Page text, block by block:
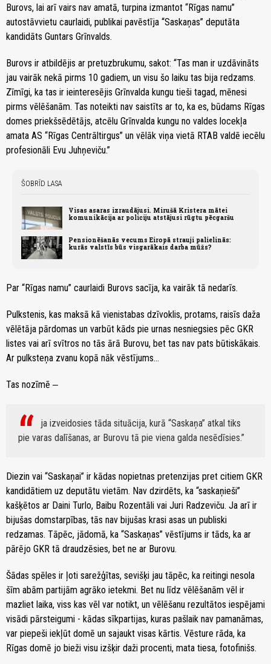
Burovs, lai arī vairs nav amatā, turpina izmantot “Rīgas namu”
autostāvvietu caurlaidi, publikai pavēstīja “Saskaņas” deputāta
kandidāts Guntars Grīnvalds.
Burovs ir atbildējis ar pretuzbrukumu, sakot: “Tas man ir uzdāvināts
jau vairāk nekā pirms 10 gadiem, un visu šo laiku tas bija redzams.
Zīmīgi, ka tas ir ieinteresējis Grīnvalda kungu tieši tagad, mēnesi
pirms vēlēšanām. Tas noteikti nav saistīts ar to, ka es, būdams Rīgas
domes priekšsēdētājs, atcēlu Grīnvalda kungu no valdes locekļa
amata AS “Rīgas Centrāltirgus” un vēlāk viņa vietā RTAB valdē iecēlu
profesionāli Evu Juhņeviču.”
ŠOBRĪD LASA
Visas asaras izraudājusi. Mirušā Kristera mātei
komunikācija ar policiju atstājusi rūgtu pēcgaršu
Pensionēšanās vecums Eiropā strauji palielinās:
kurās valstīs būs visgarākais darba mūžs?
Par “Rīgas namu” caurlaidi Burovs sacīja, ka vairāk tā nedarīs.
Pulkstenis, kas maksā kā vienistabas dzīvoklis, protams, raisīs daža
vēlētāja pārdomas un varbūt kāds pie urnas nesniegsies pēc GKR
listes vai arī svītros no tās ārā Burovu, bet tas nav pats būtiskākais.
Ar pulksteņa zvanu kopā nāk vēstījums…
Tas nozīmē ‒
ja izveidosies tāda situācija, kurā “Saskaņa” atkal tiks
pie varas dalīšanas, ar Burovu tā pie viena galda nesēdīsies.
Diezin vai “Saskaņai” ir kādas nopietnas pretenzijas pret citiem GKR
kandidātiem uz deputātu vietām. Nav dzirdēts, ka “saskaņieši”
kašķētos ar Daini Turlo, Baibu Rozentāli vai Juri Radzeviču. Ja arī ir
bijušas domstarpības, tās nav bijušas krasi asas un publiski
redzamas. Tāpēc, jādomā, ka “Saskaņas” vēstījums ir tāds, ka ar
pārējo GKR tā draudzēsies, bet ne ar Burovu.
Šādas spēles ir ļoti sarežģītas, sevišķi jau tāpēc, ka reitingi nesola
šīm abām partijām agrāko ietekmi. Bet nu līdz vēlēšanām vēl ir
mazliet laika, viss kas vēl var notikt, un vēlēšanu rezultātos iespējami
visādi pārsteigumi - kādas sīkpartijas, kuras pašlaik nav pamanāmas,
var piepeši iekļūt domē un sajaukt visas kārtis. Vēsture rāda, ka
Rīgas domē jo bieži visu izšķir daži procenti, mata tiesa, fotofinišs.